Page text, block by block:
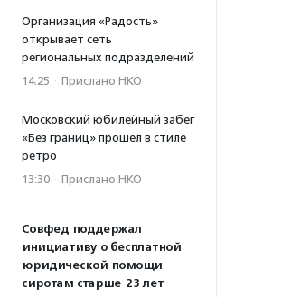
Организация «Радость»
открывает сеть
региональных подразделений
14:25 · Прислано НКО
Московский юбилейный забег
«Без границ» прошел в стиле
ретро
13:30 · Прислано НКО
Совфед поддержал
инициативу о бесплатной
юридической помощи
сиротам старше 23 лет